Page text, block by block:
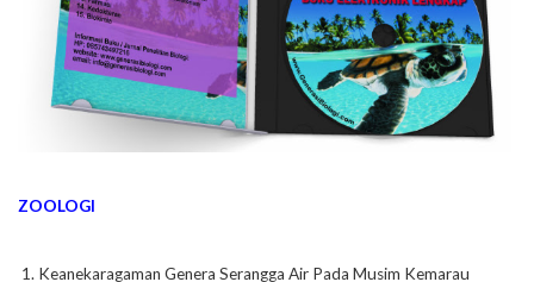
ZOOLOGI
Keanekaragaman Genera Serangga Air Pada Musim Kemarau